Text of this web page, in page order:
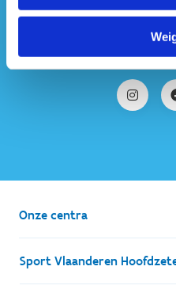
ook op
Onze centra
Sport Vlaanderen